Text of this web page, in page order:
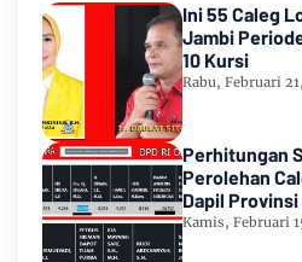
Ini 55 Caleg
Jambi
10 Kursi
Rabu, Februari
Perhitungan
Perolehan
Dapil Provinsi
Urutan Kedua
Kamis, Februari